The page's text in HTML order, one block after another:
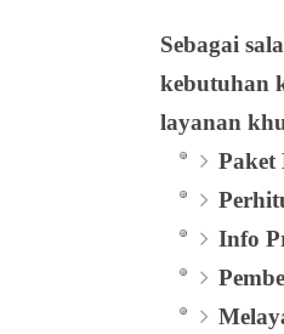
Sebagai
kebutuhan
layanan
Paket
Info